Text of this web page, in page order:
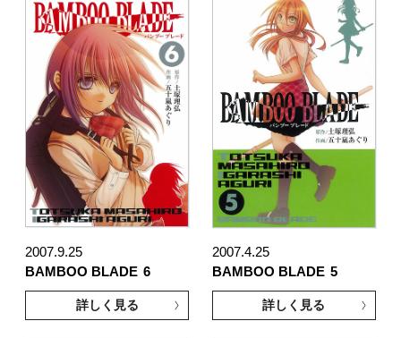
2007.9.25
BAMBOO BLADE 6
詳しく見る
2007.4.25
BAMBOO BLADE 5
詳しく見る